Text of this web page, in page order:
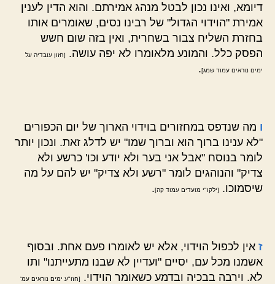
דיומא, ואינו נכון לבטל מנהג אמירתם. והוא הדין לענין
אמירת "הוידוי הגדול" של רבינו נסים, שאומרים אותו
בחזרת השליח צבור בשחרית, ואין בזה שום חשש
הפסק כלל. והמונע מלאומרו לא יפה עושה.
[חזון עובדיה על
ימים נוראים עמוד שמג].
ו מה שנדפס במחזורים בוידוי הארוך של יום הכפורים
"לא ענינו ברוך הוא וברוך שמו" יש לדלג זאת. ונכון יותר
לומר בנוסח "אבל אני בער ולא יודע וכו' כרשע ולא
צדיק" והנוהגים לומר "רשע ולא צדיק" יש להם על מה
שיסמוכו.
[ילקו"י מועדים עמוד קה].
ז אין לכפול הוידוי, אלא יש לאומרו פעם אחת. ובסוף
אשמנו מכל עם, יסיים "ועדיין לא שבנו מתעייתנו" ותו
לא. וירבה בבכיה ובדמע כשאומר הוידוי.
[חזו"ע ימים נוראים עמ'